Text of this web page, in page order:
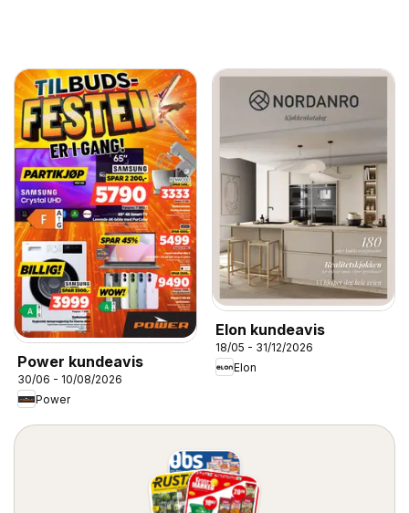
Power kundeavis
30/06 - 10/08/2026
Power
Elon kundeavis
18/05 - 31/12/2026
Elon